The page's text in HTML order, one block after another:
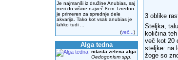
Je najmanši iz družine Anubias, saj
meri do višine največ 8cm. Izredno
je primeren za sprednje dele
akvarija. Tako kot vsak anubias je
lahko tudi ...
(več... )
Alga tedna
nitasta zelena alga
Oedogonium spp.
3 oblike
Steljka,
količina
več kot 20
steljke: na
žoge so